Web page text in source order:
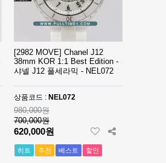
[2982 MOVE] Chanel J12
38mm KOR 1:1 Best Edition -
샤넬 J12 풀세라믹 - NEL072
상품코드 : NEL072
980,000원
700,000원
620,000원
히트 추천 베스트 할인